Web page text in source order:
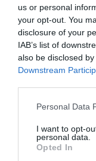
us or personal
your opt-out. You
disclosure of your
IAB’s list of
also be disclosed
Downstream
Please note that
not limited to your
grant or deny
use your data for
Personal Data
I want to opt-
personal data.
Opted In